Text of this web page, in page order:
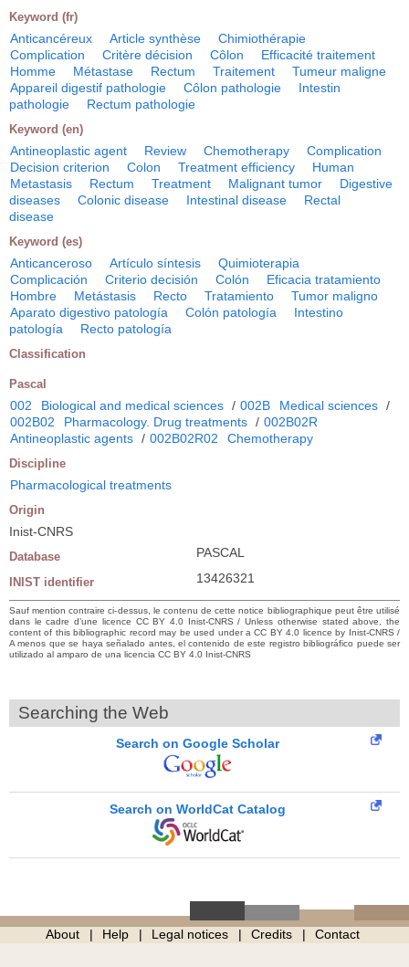
Keyword (fr)
Anticancéreux Article synthèse
Chimiothérapie
Complication
Critère décision Côlon
Efficacité traitement
Homme
Métastase Rectum Traitement
Tumeur maligne
Appareil digestif pathologie
Côlon pathologie
Intestin
pathologie
Rectum pathologie
Keyword (en)
Antineoplastic agent Review Chemotherapy
Complication
Decision criterion
Colon Treatment efficiency
Human
Metastasis
Rectum Treatment Malignant tumor
Digestive
diseases
Colonic disease Intestinal disease
Rectal
disease
Keyword (es)
Anticanceroso Artículo síntesis
Quimioterapia
Complicación
Criterio decisión Colón
Eficacia tratamiento
Hombre
Metástasis Recto Tratamiento
Tumor maligno
Aparato digestivo patología
Colón patología
Intestino
patología
Recto patología
Classification
Pascal
002 Biological and medical sciences / 002B Medical sciences /
002B02
Pharmacology. Drug treatments / 002B02R
Antineoplastic agents / 002B02R02 Chemotherapy
Discipline
Pharmacological treatments
Origin
Inist-CNRS
Database PASCAL
INIST identifier 13426321
Sauf mention contraire ci-dessus, le contenu de cette notice bibliographique peut être utilisé
dans le cadre d’une licence CC BY 4.0 Inist-CNRS / Unless otherwise stated above, the
content of this bibliographic record may be used under a CC BY 4.0 licence by Inist-CNRS /
A menos que se haya señalado antes, el contenido de este registro bibliográfico puede ser
utilizado al amparo de una licencia CC BY 4.0 Inist-CNRS
Searching the Web
Search on Google Scholar
Search on WorldCat Catalog
About Help Legal notices Credits Contact